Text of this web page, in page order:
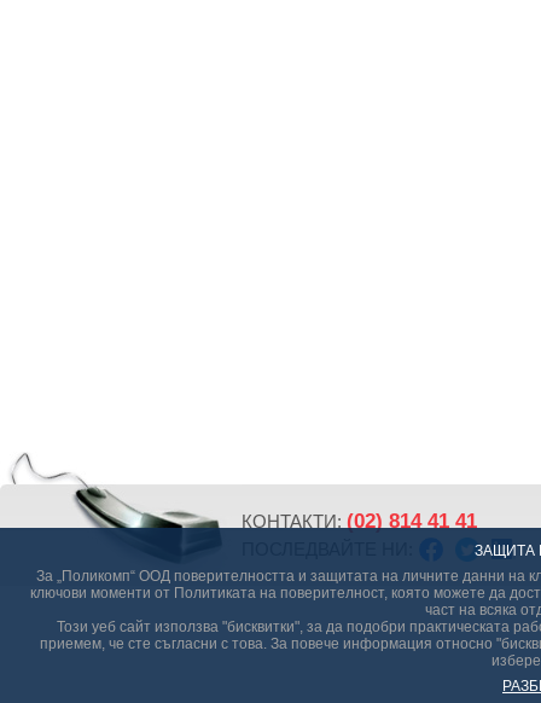
ЗАЩИТА
За „Поликомп“ ООД поверителността и защитата на личните данни на
ключови моменти от Политиката на поверителност, която можете да
част на всяка
Този уеб сайт използва "бисквитки", за да подобри практическата
приемем, че сте съгласни с това. За повече информация относно
КОНТАКТИ: (02) 814 41 41